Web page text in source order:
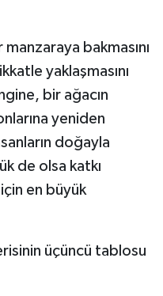
bakmasını
yaklaşmasını
bir ağacın
yeniden
doğayla
de olsa katkı
en büyük
üçüncü tablosu